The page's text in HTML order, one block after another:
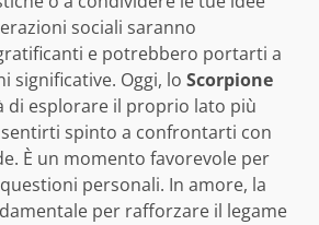
sociali saranno
e potrebbero portarti a
significative. Oggi, lo Scorpione
di esplorare il proprio lato più
spinto a confrontarti con
È un momento favorevole per
personali. In amore, la
per rafforzare il legame